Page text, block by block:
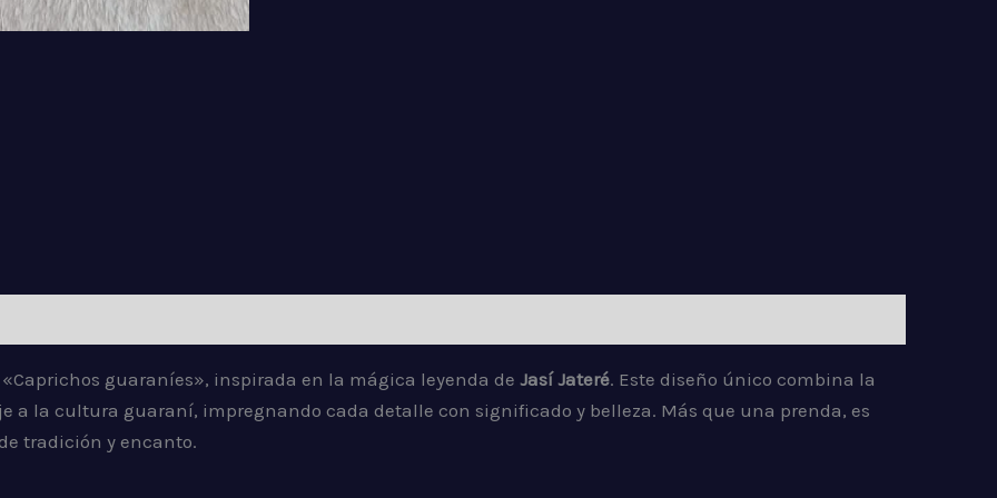
guaraníes», inspirada en la mágica leyenda de Jasí Jateré. Este diseño único combina la
a la cultura guaraní, impregnando cada detalle con significado y belleza. Más que una prenda, es
tradición y encanto.